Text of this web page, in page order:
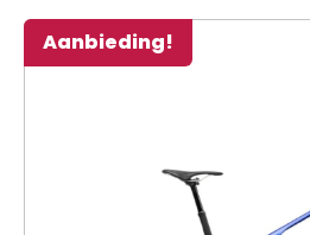
Aanbieding!